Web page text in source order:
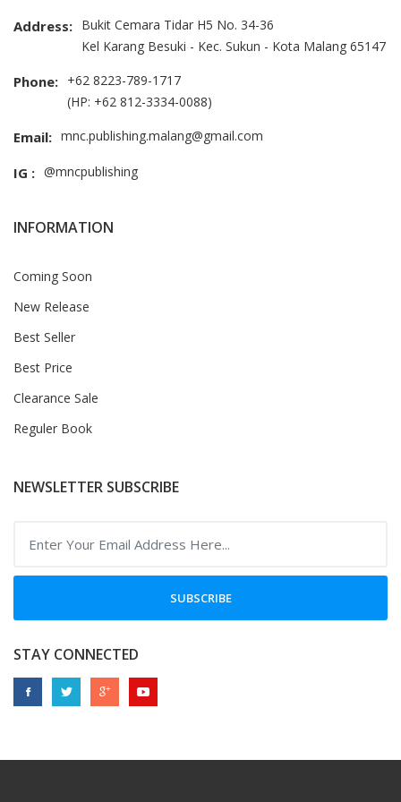
Address: Bukit Cemara Tidar H5 No. 34-36
Kel Karang Besuki - Kec. Sukun - Kota Malang 65147
Phone: +62 8223-789-1717
(HP: +62 812-3334-0088)
Email: mnc.publishing.malang@gmail.com
IG : @mncpublishing
INFORMATION
Coming Soon
New Release
Best Seller
Best Price
Clearance Sale
Reguler Book
NEWSLETTER SUBSCRIBE
SUBSCRIBE
STAY CONNECTED